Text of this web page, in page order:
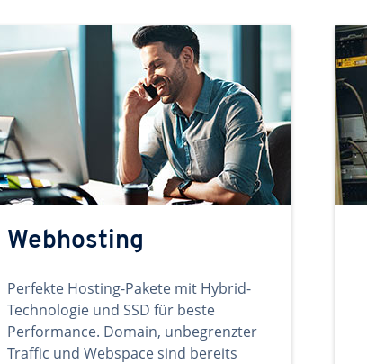
Webhosting
Perfekte Hosting-Pakete mit Hybrid-
Technologie und SSD für beste
Performance. Domain, unbegrenzter
Traffic und Webspace sind bereits